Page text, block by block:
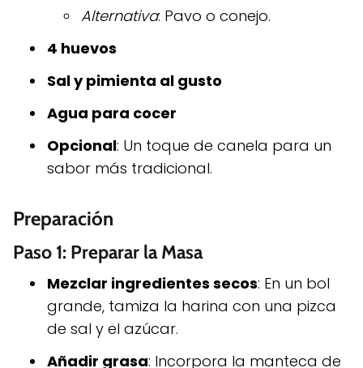
Alternativa: Pavo o conejo.
4 huevos
Sal y pimienta al gusto
Agua para cocer
Opcional: Un toque de canela para un
sabor más tradicional.
Preparación
Paso 1: Preparar la Masa
Mezclar ingredientes secos: En un bol
grande, tamiza la harina con una pizca
de sal y el azúcar.
Añadir grasa: Incorpora la manteca de